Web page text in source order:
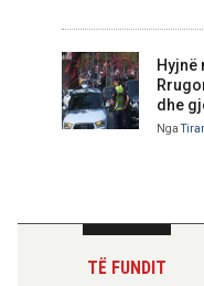
Hyjnë
dhe
Nga
TË FUNDIT